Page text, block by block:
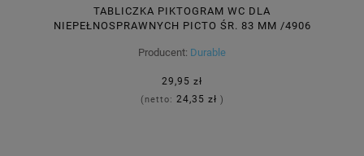
TABLICZKA PIKTOGRAM WC DLA
NIEPEŁNOSPRAWNYCH PICTO ŚR. 83 MM /4906
Producent: Durable
29,95 zł
(netto: 24,35 zł )